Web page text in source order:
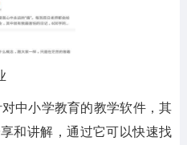
中小学教育的教学软件，其
和讲解，通过它可以快速找